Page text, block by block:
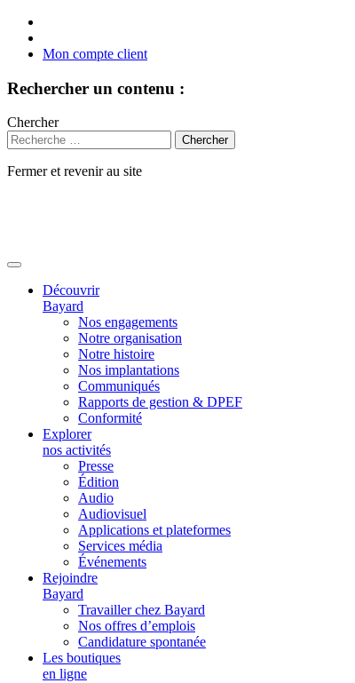
Mon compte client
Rechercher un contenu :
Chercher
Fermer et revenir au site
Découvrir
Bayard
Nos engagements
Notre organisation
Notre histoire
Nos implantations
Communiqués
Rapports de gestion & DPEF
Conformité
Explorer
nos activités
Presse
Édition
Audio
Audiovisuel
Applications et plateformes
Services média
Événements
Rejoindre
Bayard
Travailler chez Bayard
Nos offres d’emplois
Candidature spontanée
Les boutiques
en ligne